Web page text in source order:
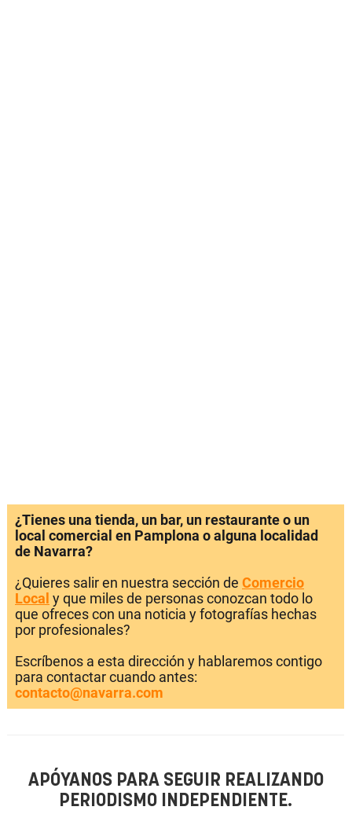
¿Tienes una tienda, un bar, un restaurante o un
local comercial en Pamplona o alguna localidad
de Navarra?
¿Quieres salir en nuestra sección de Comercio
Local y que miles de personas conozcan todo lo
que ofreces con una noticia y fotografías hechas
por profesionales?
Escríbenos a esta dirección y hablaremos contigo
para contactar cuando antes:
contacto@navarra.com
APÓYANOS PARA SEGUIR REALIZANDO
PERIODISMO INDEPENDIENTE.